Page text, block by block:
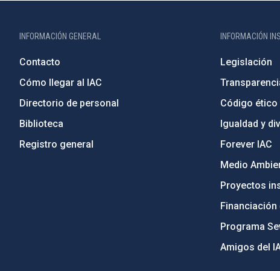
INFORMACIÓN GENERAL
Contacto
Cómo llegar al IAC
Directorio de personal
Biblioteca
Registro general
INFORMACIÓN
Legislación
Código
Igualdad y
Forever IAC
Medio
Proyectos
Financiación
Programa
Amigos del